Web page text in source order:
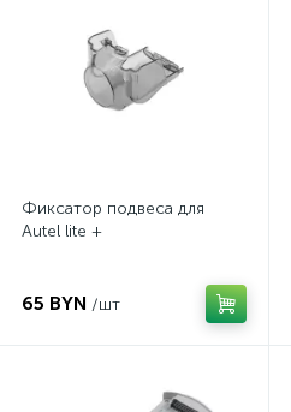
Фиксатор подвеса для
Autel lite +
65 BYN /шт